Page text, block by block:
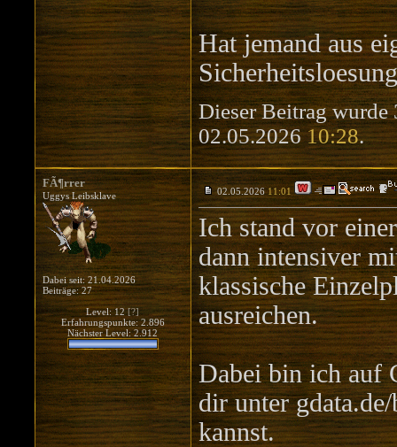
Hat jemand aus
Dieser Beitrag
02.05.202610:28.
FÃ¶rrer
Uggys Leibsklave
Dabei seit: 21.04.2026
Beiträge: 27
Level: 12[?]
Erfahrungspunkte: 2.896
Nächster Level: 2.912
02.05.202611:01
Ich stand vor
dann intensiver
klassische
ausreichen.
Dabei bin ich auf
dir unter
kannst.